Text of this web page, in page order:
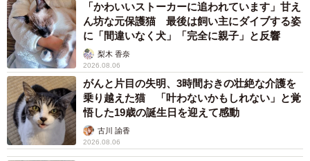
「かわいいストーカーに追われています」甘え
ん坊な元保護猫 最後は飼い主にダイブする姿
に「間違いなく犬」「完全に親子」と反響
梨木 香奈
2026.08.06
がんと片目の失明、3時間おきの壮絶な介護を
乗り越えた猫 「叶わないかもしれない」と覚
悟した19歳の誕生日を迎えて感動
古川 諭香
2026.08.06